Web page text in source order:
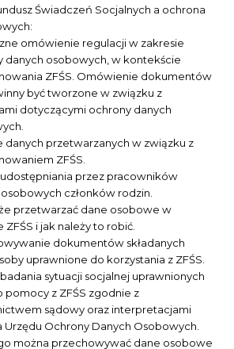
Świadczeń Socjalnych a ochrona
omówienie regulacji w zakresie
danych osobowych, w kontekście
ZFŚS. Omówienie dokumentów
być tworzone w związku z
dotyczącymi ochrony danych
danych przetwarzanych w związku z
ZFŚS.
przez pracowników
członków rodzin.
przetwarzać dane osobowe w
ZFŚS i jak należy to robić.
dokumentów składanych
uprawnione do korzystania z ZFŚS.
sytuacji socjalnej uprawnionych
pomocy z ZFŚS zgodnie z
sądowy oraz interpretacjami
Urzędu Ochrony Danych Osobowych.
można przechowywać dane osobowe